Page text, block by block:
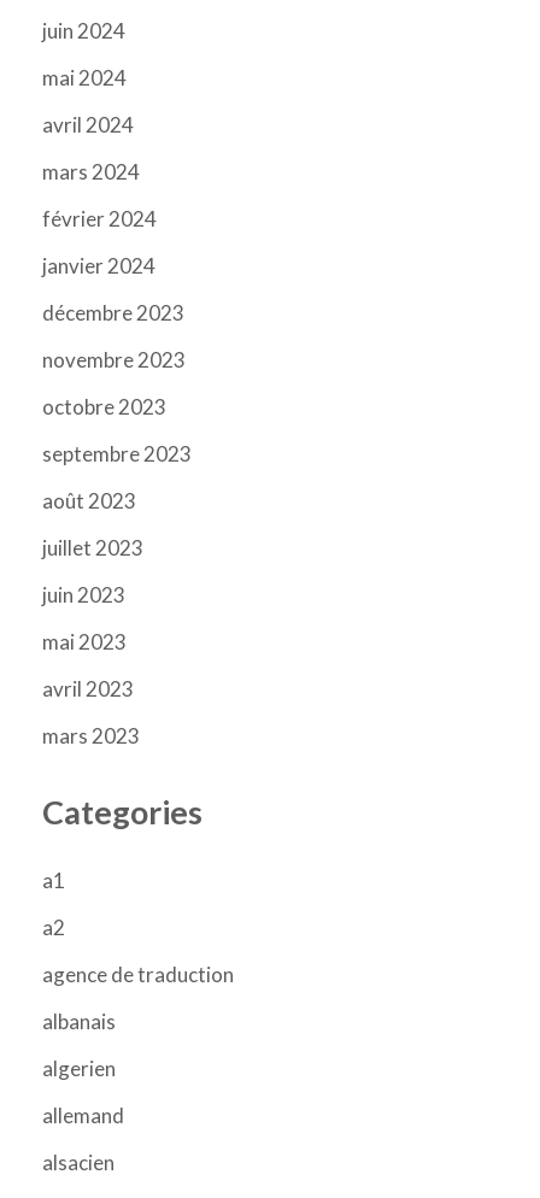
juin 2024
mai 2024
avril 2024
mars 2024
février 2024
janvier 2024
décembre 2023
novembre 2023
octobre 2023
septembre 2023
août 2023
juillet 2023
juin 2023
mai 2023
avril 2023
mars 2023
Categories
a1
a2
agence de traduction
albanais
algerien
allemand
alsacien